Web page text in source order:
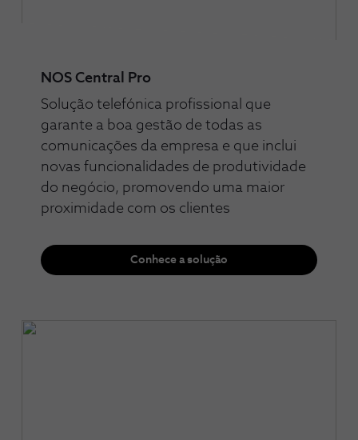
NOS Central Pro
Solução telefónica profissional que
garante a boa gestão de todas as
comunicações da empresa e que inclui
novas funcionalidades de produtividade
do negócio, promovendo uma maior
proximidade com os clientes
Conhece a solução